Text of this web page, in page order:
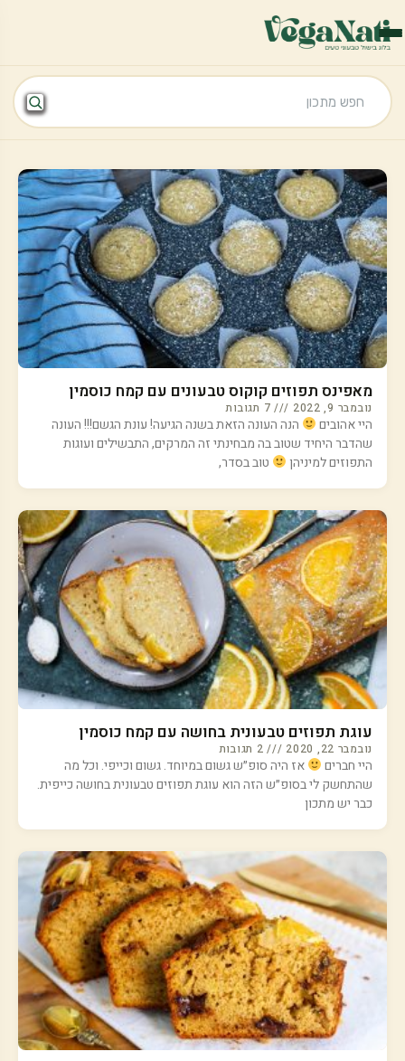
מאפינס תפוזים קוקוס טבעונים עם קמח כוסמין
נובמבר 9, 2022
היי אהובים
הנה העונה הזאת בשנה הגיעה! עונת הגשם!!! העונה
שהדבר היחיד שטוב בה מבחינתי זה המרקים, התבשילים ועוגות
התפוזים למיניהן
טוב בסדר,
עוגת תפוזים טבעונית בחושה עם קמח כוסמין
נובמבר 22, 2020 2 תגובות
היי חברים
אז היה סופ״ש גשום במיוחד. גשום וכייפי. וכל מה
שהתחשק לי בסופ״ש הזה הוא עוגת תפוזים טבעונית בחושה כייפית.
כבר יש מתכון